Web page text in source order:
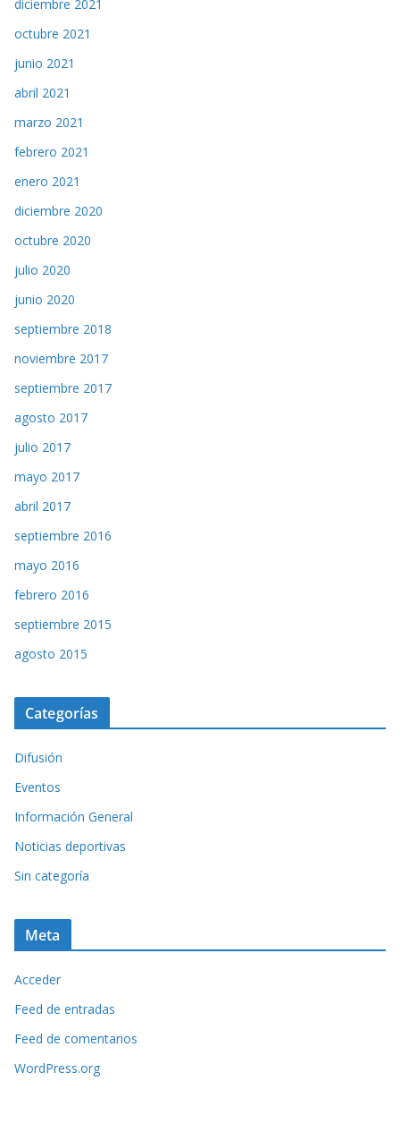
diciembre 2021
octubre 2021
junio 2021
abril 2021
marzo 2021
febrero 2021
enero 2021
diciembre 2020
octubre 2020
julio 2020
junio 2020
septiembre 2018
noviembre 2017
septiembre 2017
agosto 2017
julio 2017
mayo 2017
abril 2017
septiembre 2016
mayo 2016
febrero 2016
septiembre 2015
agosto 2015
Categorías
Difusión
Eventos
Información General
Noticias deportivas
Sin categoría
Meta
Acceder
Feed de entradas
Feed de comentarios
WordPress.org